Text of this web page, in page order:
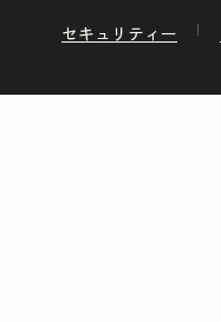
セキュリティー